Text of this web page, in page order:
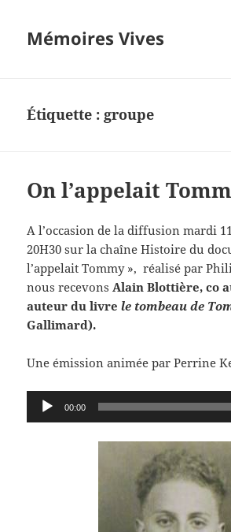
Mémoires Vives
Étiquette : groupe
On l’appelait
A l’occasion de la diffusion mardi
20H30 sur la chaîne Histoire du
l’appelait Tommy », réalisé par
nous recevonsAlain Blottière, co
auteur du livrele tombeau de
Gallimard).
Une émission animée par Perrine
Lecteur
audio
00:00